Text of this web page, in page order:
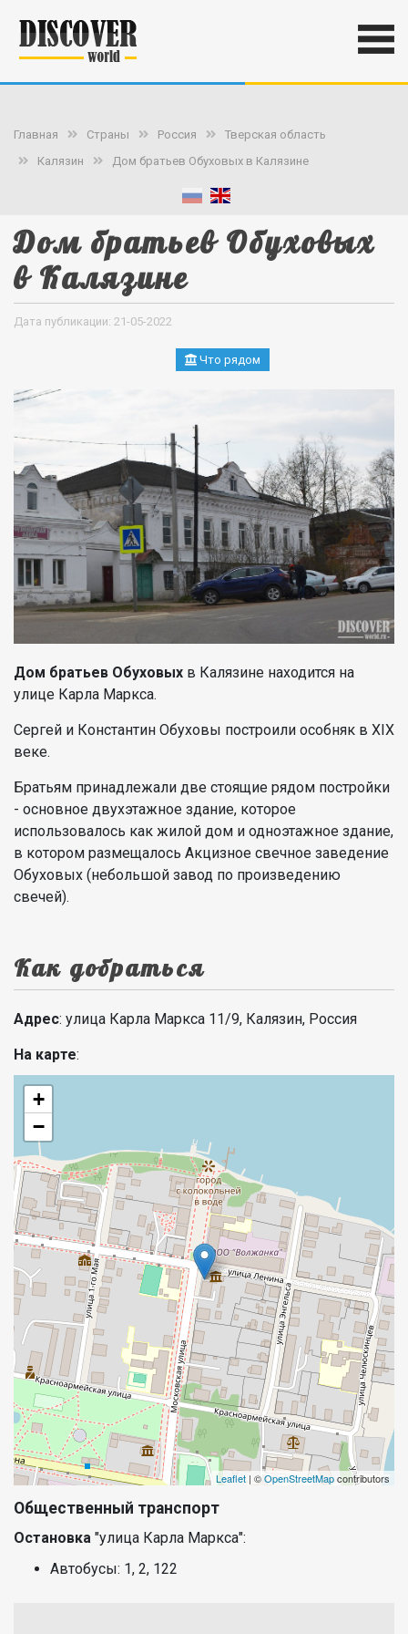
Главная Страны Россия
Тверская область
Калязин
Дом братьев Обуховых в Калязине
Дом братьев Обуховых
в Калязине
Дата публикации: 21-05-2022
Что рядом
Дом братьев Обуховых в Калязине находится на
улице Карла Маркса.
Сергей и Константин Обуховы построили особняк в XIX
веке.
Братьям принадлежали две стоящие рядом постройки
- основное двухэтажное здание, которое
использовалось как жилой дом и одноэтажное здание,
в котором размещалось Акцизное свечное заведение
Обуховых (небольшой завод по произведению
свечей).
Как добраться
Адрес: улица Карла Маркса 11/9, Калязин, Россия
На карте:
+
−
Leaflet | ©OpenStreetMapcontributors
Общественный транспорт
Остановка "улица Карла Маркса":
Автобусы: 1, 2, 122